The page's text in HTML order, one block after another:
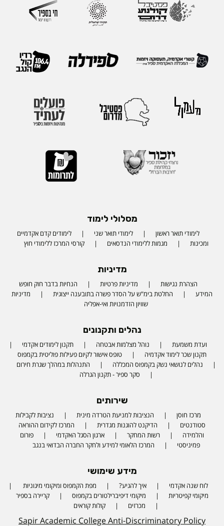
מסלולי לימוד
לימודי תואר ראשון לימודי תואר שני
לימודים קדם אקדמיים
ומכינות
מגמות ללימודי הנדסאים קורסי המרכז ללימודי חוץ
מדיניות
הצהרת נגישות מדיניות פרטיות
הנחיות בדבר חוק חופש
המידע
החלטת בימ"ש על הסדר פשרה בתובענה ייצוגית
מדיניות
שוויון הזדמנויות ואי-אפליה
נהלים ותקנונים
ועדת משמעת נוהל מצלמות אבטחה
תקנון לימודים אקדמי
תקנון שכר לימוד אקדמיה
טופס אישור לקיום פעילות פוליטית בקמפוס
נהלים לנושאי נשק בקמפוס המכללה
התנהלות במהלך שגרת חירום
סקר ספיר - תקנון הגרלה
שירותים
מרכז חוסן הנציבות למניעת הטרדה מינית
נציבות לקבילות
סטודנטים
הדיקנט להוגנות מגדרית
המרכז לקידום ההוראה
והלמידה
רשות המחקר ארגון הסגל האקדמי
פורום
פמיניסטי
המרכז הלאומי למידע ולחקר החברה הבדואי בנגב
מידע שימושי
לוח שנה אקדמי איך להגיע?
מפת הקמפוס ומיקומי מיגוניות
מיקומי קפיטריות
מיקומי דיפיברילטורים בקמפוס
קריירה בספיר
מכרזים
קולות קוראים
Sapir Academic College Anti-Discriminatory Policy
Phone number